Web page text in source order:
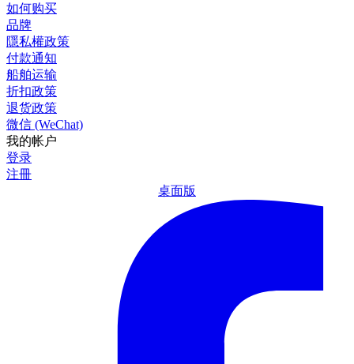
如何购买
品牌
隱私權政策
付款通知
船舶运输
折扣政策
退货政策
微信 (WeChat)
我的帐户
登录
注冊
桌面版